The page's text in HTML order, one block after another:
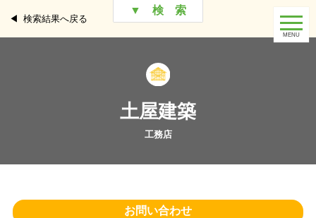
▼ 検 索
検索結果へ戻る
土屋建築
お問い合わせ